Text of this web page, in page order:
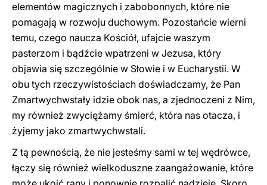
elementów magicznych i zabobonnych, które nie
pomagają w rozwoju duchowym. Pozostańcie wierni
temu, czego naucza Kościół, ufajcie waszym
pasterzom i bądźcie wpatrzeni w Jezusa, który
objawia się szczególnie w Słowie i w Eucharystii. W
obu tych rzeczywistościach doświadczamy, że Pan
Zmartwychwstały idzie obok nas, a zjednoczeni z Nim,
my również zwyciężamy śmierć, która nas otacza, i
żyjemy jako zmartwychwstali.
Z tą pewnością, że nie jesteśmy sami w tej wędrówce,
łączy się również wielkoduszne zaangażowanie, które